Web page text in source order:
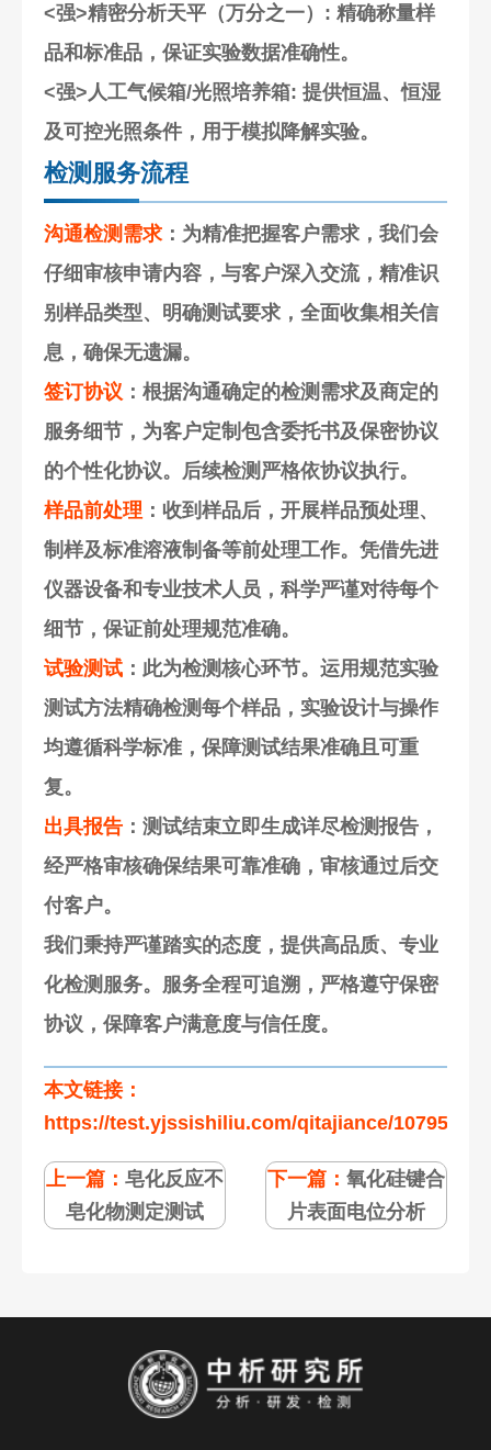
<强>精密分析天平（万分之一） : 精确称量样
品和标准品，保证实验数据准确性。
<强>人工气候箱/光照培养箱: 提供恒温、恒湿
及可控光照条件，用于模拟降解实验。
检测服务流程
沟通检测需求 ：为精准把握客户需求，我们会
仔细审核申请内容，与客户深入交流，精准识
别样品类型、明确测试要求，全面收集相关信
息，确保无遗漏。
签订协议 ：根据沟通确定的检测需求及商定的
服务细节，为客户定制包含委托书及保密协议
的个性化协议。后续检测严格依协议执行。
样品前处理 ：收到样品后，开展样品预处理、
制样及标准溶液制备等前处理工作。凭借先进
仪器设备和专业技术人员，科学严谨对待每个
细节，保证前处理规范准确。
试验测试 ：此为检测核心环节。运用规范实验
测试方法精确检测每个样品，实验设计与操作
均遵循科学标准，保障测试结果准确且可重
复。
出具报告 ：测试结束立即生成详尽检测报告，
经严格审核确保结果可靠准确，审核通过后交
付客户。
我们秉持严谨踏实的态度，提供高品质、专业
化检测服务。服务全程可追溯，严格遵守保密
协议，保障客户满意度与信任度。
本文链接：
https://test.yjssishiliu.com/qitajiance/
上一篇： 皂化反应不
皂化物测定测试
下一篇：氧化硅键合
片表面电位分析